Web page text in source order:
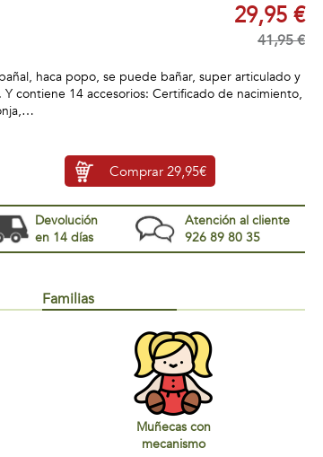
29,95 €
41,95 €
haca popo, se puede bañar, super articulado y
contiene 14 accesorios: Certificado de nacimiento,
Comprar29,95€
Devolución
en 14 días
Atención al cliente
926 89 80 35
Familias
Muñecas con
mecanismo